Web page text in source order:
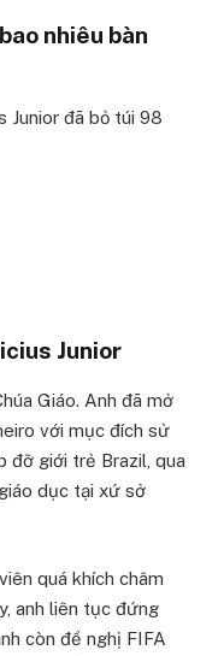
nhiêu bàn
Junior đã bỏ túi 98
Junior
Giáo. Anh đã mở
với mục đích sử
đỡ giới trẻ Brazil, qua
dục tại xứ sở
quá khích châm
anh liên tục đứng
còn đề nghị FIFA